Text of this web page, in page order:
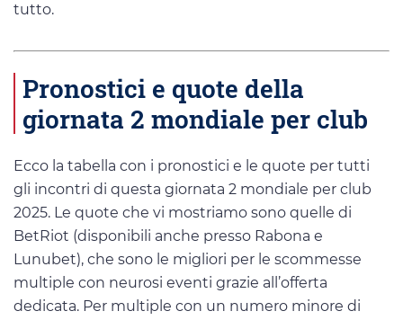
tutto.
Pronostici e quote della
giornata 2 mondiale per club
Ecco la tabella con i pronostici e le quote per tutti
gli incontri di questa giornata 2 mondiale per club
2025. Le quote che vi mostriamo sono quelle di
BetRiot (disponibili anche presso Rabona e
Lunubet), che sono le migliori per le scommesse
multiple con neurosi eventi grazie all’offerta
dedicata. Per multiple con un numero minore di